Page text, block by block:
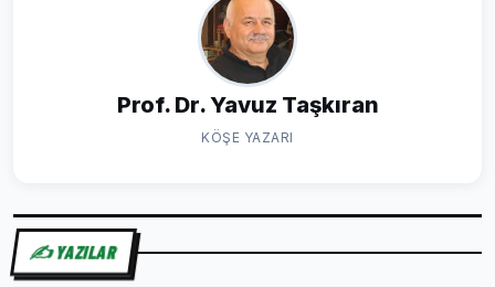
Prof. Dr. Yavuz Taşkıran
KÖŞE YAZARI
✍️ YAZILAR